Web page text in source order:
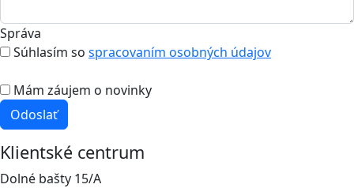
Správa
Súhlasím so spracovaním osobných údajov
Mám záujem o novinky
Odoslať
Klientské centrum
Dolné bašty 15/A